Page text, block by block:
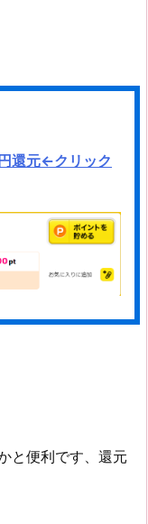
還元←クリック
と便利です、還元